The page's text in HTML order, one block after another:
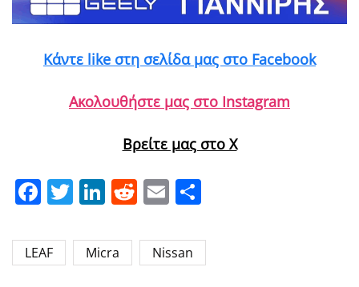
Κάντε like στη σελίδα μας στο Facebook
Ακολουθήστε μας στο Instagram
Βρείτε μας στο X
Facebook
Twitter
LinkedIn
Reddit
Email
LEAF Micra Nissan